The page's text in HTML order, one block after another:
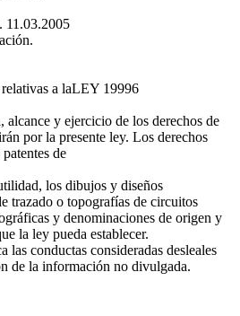
11.03.2005
a laLEY 19996
alcance y ejercicio de los derechos de
por la presente ley. Los derechos
de
los dibujos y diseños
trazado o topografías de circuitos
y denominaciones de origen y
la ley pueda establecer.
conductas consideradas desleales
de la información no divulgada.